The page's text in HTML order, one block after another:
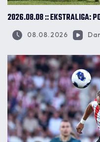
2026.08.08 :: EKSTRALIGA:
08.08.2026